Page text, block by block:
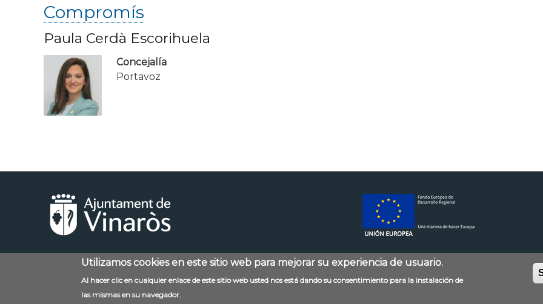
Compromís
Paula Cerdà Escorihuela
Concejalía
Portavoz
Contacto Aviso legal Mapa web Accessibilitat Política de
Utilizamos cookies en este sitio web para mejorar su experiencia de usuario.
Al hacer clic en cualquier enlace de este sitio web usted nos está dando su consentimiento para la instalación de
las mismas en su navegador.